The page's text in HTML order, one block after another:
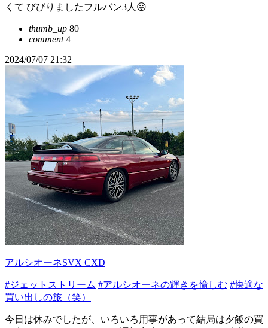
くて びびりましたフルバン3人😛
thumb_up 80
comment4
2024/07/07 21:32
アルシオーネSVX CXD
#ジェットストリーム #アルシオーネの輝きを愉しむ #快適な
買い出しの旅（笑）
今日は休みでしたが、いろいろ用事があって結局は夕飯の買